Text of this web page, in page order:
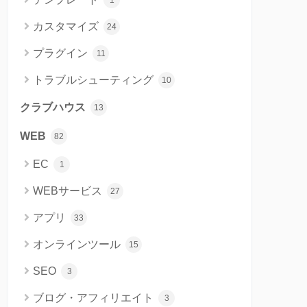
カスタマイズ 24
プラグイン 11
トラブルシューティング 10
クラブハウス 13
WEB 82
EC 1
WEBサービス 27
アプリ 33
オンラインツール 15
SEO 3
ブログ・アフィリエイト 3